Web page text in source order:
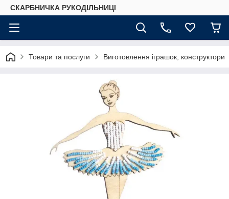
СКАРБНИЧКА РУКОДІЛЬНИЦІ
Товари та послуги Виготовлення іграшок, конструктори